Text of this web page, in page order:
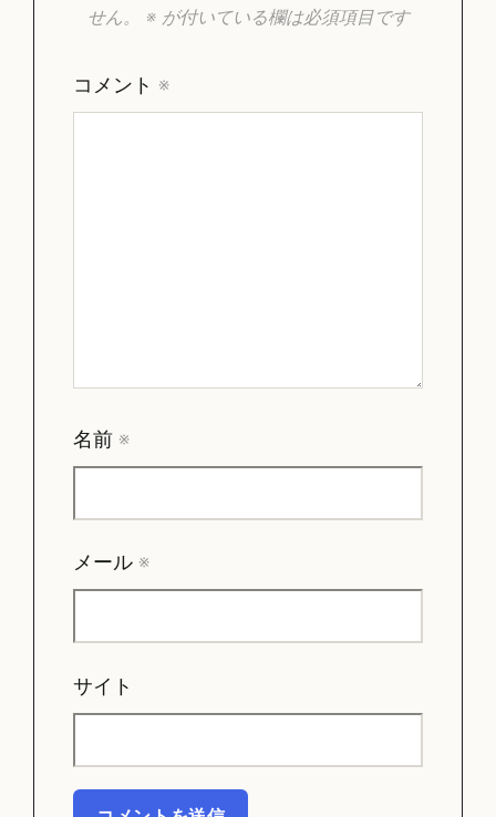
せん。 ※が付いている欄は必須項目です
コメント ※
名前 ※
メール ※
サイト